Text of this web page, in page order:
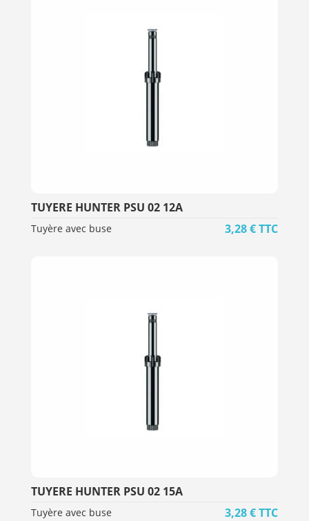
TUYERE HUNTER PSU 02 12A
Tuyère avec buse 3,28€TTC
TUYERE HUNTER PSU 02 15A
Tuyère avec buse 3,28€TTC